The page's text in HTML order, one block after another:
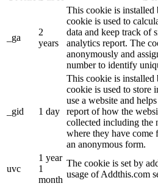
_ga
2
years
This cookie is
cookie is used to
data and keep track of
analytics report. The
anonymously and
number to identify
_gid 1 day
This cookie is
cookie is used to store
use a website and
report of how the
collected including the
where they have come
an anonymous form.
uvc
1 year
1
month
The cookie is set by
usage of Addthis.com